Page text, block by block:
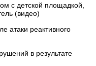
с детской площадкой,
(видео)
атаки реактивного
в результате